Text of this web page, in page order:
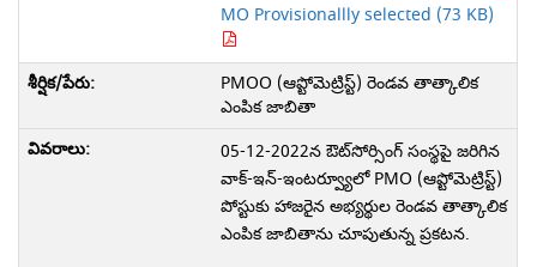
MO Provisionallly selected (73 KB)
PMOO (ఆప్టోమెట్రిస్ట్) రెండవ తాత్కాలిక
ఎంపిక జాబితా
05-12-2022న ఔట్‌సోర్సింగ్ సంస్థపై జరిగిన
వాక్-ఇన్-ఇంటర్వ్యూలో PMO (ఆప్టోమెట్రిస్ట్)
పోస్టుకు హాజరైన అభ్యర్థుల రెండవ తాత్కాలిక
ఎంపిక జాబితాను చూపుతున్న ప్రకటన.